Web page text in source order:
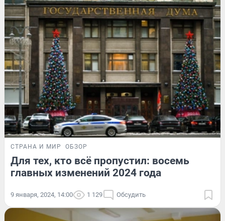
СТРАНА И МИР ОБЗОР
Для тех, кто всё пропустил: восемь
главных изменений 2024 года
9 января, 2024, 14:00 1 129 Обсудить